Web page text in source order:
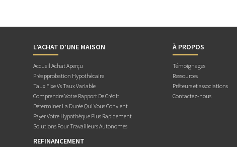
L’ACHAT D’UNE MAISON
Accueil Achat Aperçu
Préapprobation Hypothécaire
Taux Fixe Vs Taux Variable
Comprendre Votre Rapport De Crédit
Déterminer La Durée Qui Vous Convient
Payer Votre Hypothèque Plus Rapidement
Solutions Pour Travailleurs Autonomes
REFINANCEMENT
À PROPOS
Témoignages
Ressources
Prêteurs et associations
Contactez-nous